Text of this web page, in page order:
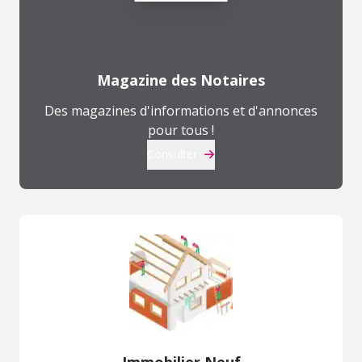
Magazine des Notaires
Des magazines d'informations et d'annonces
pour tous !